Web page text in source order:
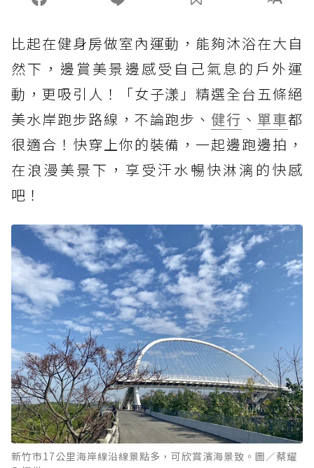
比起在健身房做室內運動，能夠沐浴在大自
然下，邊賞美景邊感受自己氣息的戶外運
動，更吸引人！「女子漾」精選全台五條絕
美水岸跑步路線，不論跑步、 健行 、 單車都
很適合！快穿上你的裝備，一起邊跑邊拍，
在浪漫美景下，享受汗水暢快淋漓的快感
吧！
新竹市17公里海岸線沿線景點多，可欣賞濱海景致。圖／蔡耀